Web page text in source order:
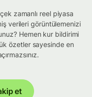
zamanlı reel piyasa
verileri görüntülemenizi
Hemen kur bildirimi
özetler sayesinde en
et